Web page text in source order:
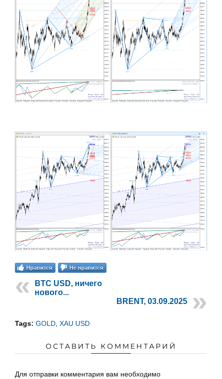
Нравится Не нравится
BTC USD, ничего
нового...
BRENT, 03.09.2025
Tags: GOLD XAU USD
ОСТАВИТЬ КОММЕНТАРИЙ
Для отправки комментария вам необходимо